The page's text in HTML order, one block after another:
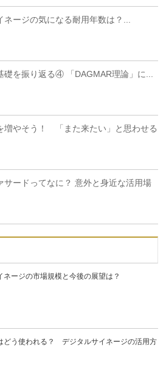
ネージの気になる耐用年数は？...
礎を振り返る④ 「DAGMAR理論」に...
増やそう！ 「また来たい」と思わせる
サードってなに？ 意外と身近な活用場
ネージの市場規模と今後の展望は？
どう使われる？ デジタルサイネージの活用方